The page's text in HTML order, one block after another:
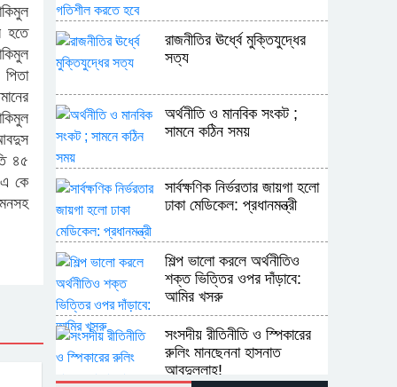
হতে
৪৫
এ কে
রাজনীতির ঊর্ধ্বে মুক্তিযুদ্ধের
সত্য
অর্থনীতি ও মানবিক সংকট ;
সামনে কঠিন সময়
সার্বক্ষণিক নির্ভরতার জায়গা হলো
ঢাকা মেডিকেল: প্রধানমন্ত্রী
শিল্প ভালো করলে অর্থনীতিও
শক্ত ভিত্তির ওপর দাঁড়াবে:
আমির খসরু
সংসদীয় রীতিনীতি ও স্পিকারের
রুলিং মানছেননা হাসনাত
আবদুল্লাহ!